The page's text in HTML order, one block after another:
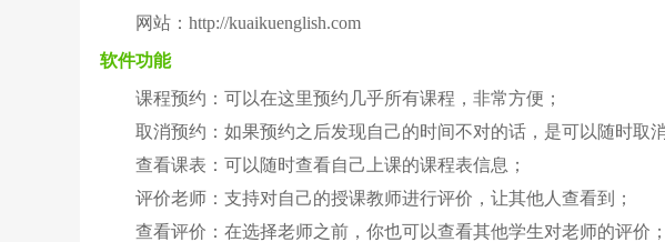
网站：http://kuaikuenglish.com
软件功能
课程预约：可以在这里预约几乎所有课程，非常方便；
取消预约：如果预约之后发现自己的时间不对的话，是可以随时取消
查看课表：可以随时查看自己上课的课程表信息；
评价老师：支持对自己的授课教师进行评价，让其他人查看到；
查看评价：在选择老师之前，你也可以查看其他学生对老师的评价；